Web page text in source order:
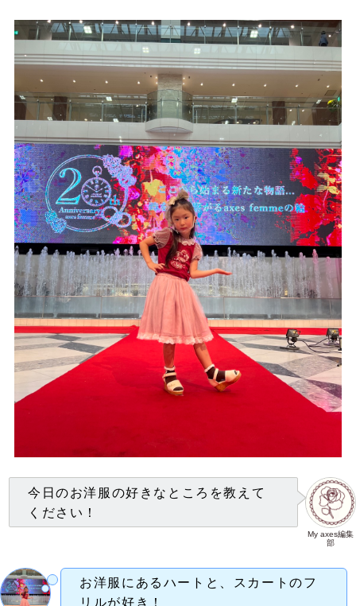
My axes編集
部
今日のお洋服の好きなところを教えて
ください！
お洋服にあるハートと、スカートのフ
リルが好き！